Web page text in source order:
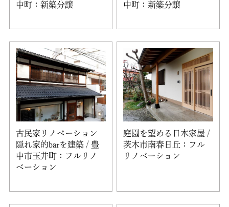
中町：新築分譲
中町：新築分譲
古民家リノベーション
隠れ家的barを建築 / 豊
中市玉井町：フルリノ
ベーション
庭園を望める日本家屋 /
茨木市南春日丘：フル
リノベーション